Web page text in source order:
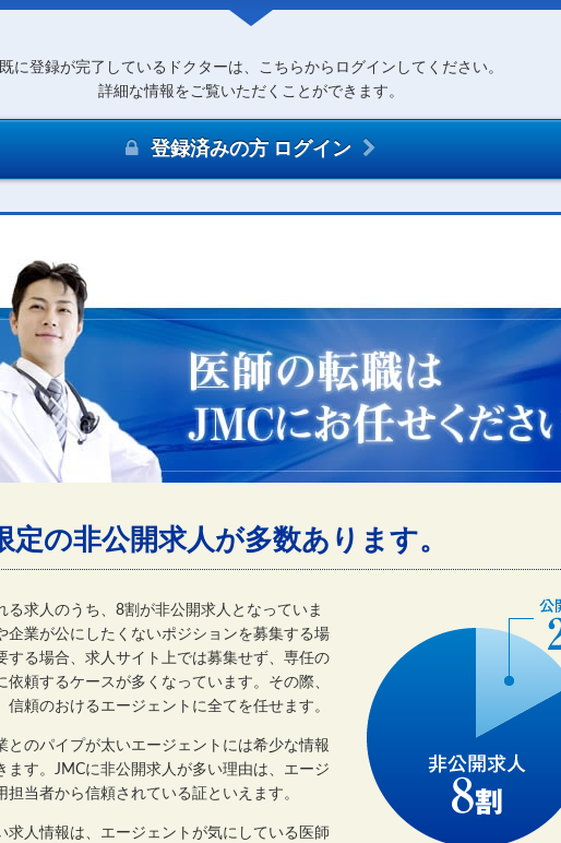
既に登録が完了しているドクターは、こちらからログインしてください。
詳細な情報をご覧いただくことができます。
登録済みの方 ログイン
定の非公開求人が多数あります。
る求人のうち、8割が非公開求人となっていま
企業が公にしたくないポジションを募集する場
する場合、求人サイト上では募集せず、専任の
依頼するケースが多くなっています。その際、
信頼のおけるエージェントに全てを任せます。
とのパイプが太いエージェントには希少な情報
ます。JMCに非公開求人が多い理由は、エージ
担当者から信頼されている証といえます。
求人情報は、エージェントが気にしている医師